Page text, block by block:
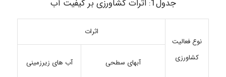
جدول1: اثرات کشاورزی بر کیفیت آب
نوع فعالیت
کشاورزی
اثرات
آبهای سطحی آب های زیرزمینی